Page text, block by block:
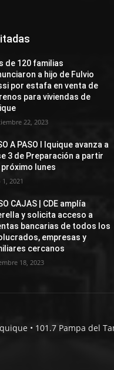
de 120 familias
a hijo de Fulvio
por estafa en venta de
para viviendas de
22, 2023
A PASO I Iquique avanza a
3 de Preparación a partir
lunes
1, 2021
CAJAS | CDE amplía
y solicita acceso a
bancarias de todos los
empresas y
cercanos
18, 2023
• 101.7 Pampa del